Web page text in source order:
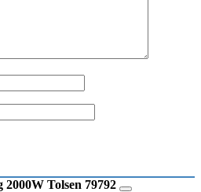
Tolsen 79792